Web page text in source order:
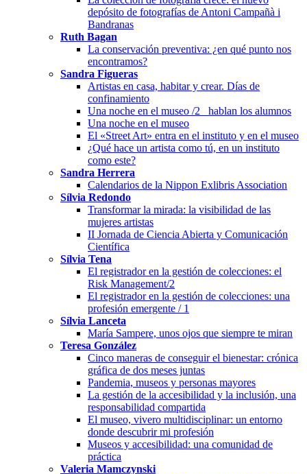
depósito de fotografías de Antoni Campañà i
Bandranas
Ruth Bagan
La conservación preventiva: ¿en qué punto nos
encontramos?
Sandra Figueras
Artistas en casa, habitar y crear. Días de
confinamiento
Una noche en el museo /2_ hablan los alumnos
Una noche en el museo
El «Street Art» entra en el instituto y en el museo
¿Qué hace un artista como tú, en un instituto
como este?
Sandra Herrera
Calendarios de la Nippon Exlibris Association
Sílvia Redondo
Transformar la mirada: la visibilidad de las
mujeres artistas
II Jornada de Ciencia Abierta y Comunicación
Científica
Sílvia Tena
El registrador en la gestión de colecciones: el
Risk Management/2
El registrador en la gestión de colecciones: una
profesión emergente / 1
Sílvia Lanceta
María Sampere, unos ojos que siempre te miran
Teresa González
Cinco maneras de conseguir el bienestar: crónica
gráfica de dos meses juntas
Pandemia, museos y personas mayores
La gestión de la accesibilidad y la inclusión, una
responsabilidad compartida
El museo, vivero multidisciplinar: un entorno
donde descubrir mi profesión
Museos y accesibilidad: una comunidad de
práctica
Valeria Mamczynski